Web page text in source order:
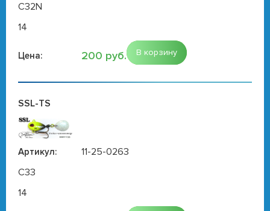
C32N
14
Цена: 200 руб. В корзину
SSL-TS
Артикул:
11-25-0263
C33
14